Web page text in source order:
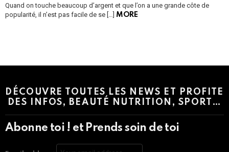
Quand on touche beaucoup d’argent et que l’on a une grande côte de
popularité, il n’est pas facile de se […] MORE
DÉCOUVRE TOUTES LES NEWS ET PROFITE
DES INFOS, BEAUTÉ NUTRITION, SPORT…
Abonne toi ! et Prends soin de toi